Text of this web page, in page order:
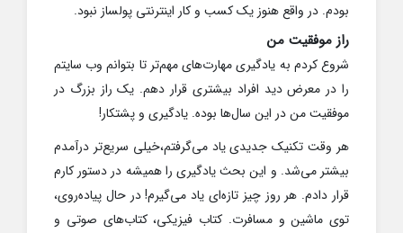
بودم. در واقع هنوز یک کسب و کار اینترنتی پولساز نبود.
راز موفقیت من
شروع کردم به یادگیری مهارت‌های مهم‌تر تا بتوانم وب سایتم
را در معرض دید افراد بیشتری قرار دهم. یک راز بزرگ در
موفقیت من در این سال‌ها بوده. یادگیری و پشتکار!
هر وقت تکنیک جدیدی یاد می‌گرفتم،خیلی سریع‌تر درآمدم
بیشتر می‌شد. و این بحث یادگیری را همیشه در دستور کارم
قرار دادم. هر روز چیز تازه‌ای یاد می‌گیرم! در حال پیاده‌روی،
توی ماشین و مسافرت. کتاب فیزیکی، کتاب‌های صوتی و